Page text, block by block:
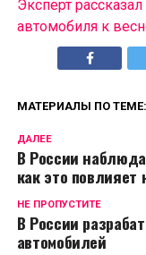
Эксперт
автомобиля к
МАТЕРИАЛЫ ПО ТЕМЕ:
ДАЛЕЕ
В России
как это повлияет
НЕ ПРОПУСТИТЕ
В России
автомобилей